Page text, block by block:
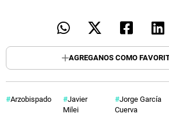
AGREGANOS COMO
Arzobispado
Javier
Milei
Jorge García
Cuerva